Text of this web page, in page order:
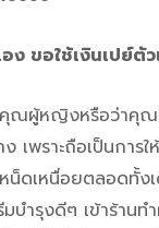
ง ขอใช้เงินเปย์ตั
ณผู้หญิงหรือว่าคุณ
เพราะถือเป็นการใ
น็ดเหนื่อยตลอดทั้ง
บำรุงดีๆ เข้าร้านท